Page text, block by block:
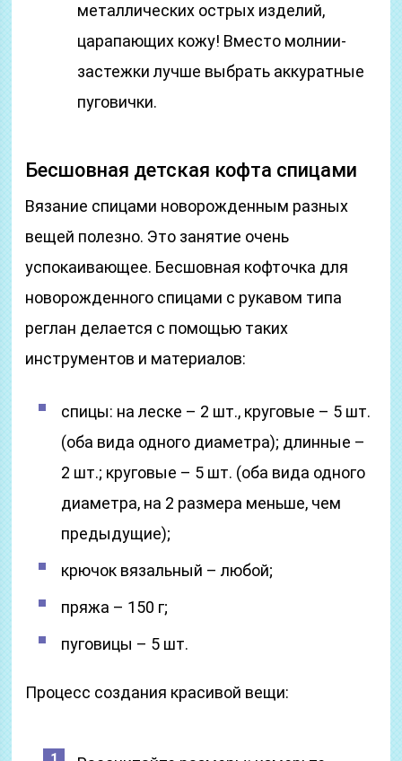
металлических острых изделий,
царапающих кожу! Вместо молнии-
застежки лучше выбрать аккуратные
пуговички.
Бесшовная детская кофта спицами
Вязание спицами новорожденным разных
вещей полезно. Это занятие очень
успокаивающее. Бесшовная кофточка для
новорожденного спицами с рукавом типа
реглан делается с помощью таких
инструментов и материалов:
спицы: на леске – 2 шт., круговые – 5 шт.
(оба вида одного диаметра); длинные –
2 шт.; круговые – 5 шт. (оба вида одного
диаметра, на 2 размера меньше, чем
предыдущие);
крючок вязальный – любой;
пряжа – 150 г;
пуговицы – 5 шт.
Процесс создания красивой вещи: